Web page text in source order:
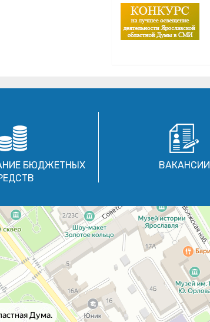
БЮДЖЕТНЫХ
ВАКАНСИИ